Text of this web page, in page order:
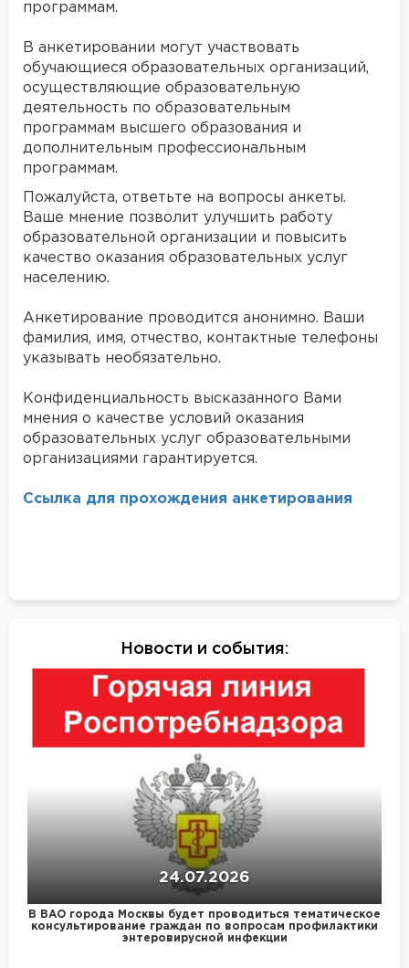
программам.
В анкетировании могут участвовать
обучающиеся образовательных организаций,
осуществляющие образовательную
деятельность по образовательным
программам высшего образования и
дополнительным профессиональным
программам.
Пожалуйста, ответьте на вопросы анкеты.
Ваше мнение позволит улучшить работу
образовательной организации и повысить
качество оказания образовательных услуг
населению.
Анкетирование проводится анонимно. Ваши
фамилия, имя, отчество, контактные телефоны
указывать необязательно.
Конфиденциальность высказанного Вами
мнения о качестве условий оказания
образовательных услуг образовательными
организациями гарантируется.
Ссылка для прохождения анкетирования
Новости и события:
24.07.2026
В ВАО города Москвы будет проводиться тематическое
консультирование граждан по вопросам профилактики
энтеровирусной инфекции